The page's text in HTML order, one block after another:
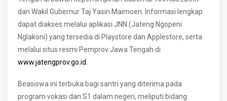
dan Wakil Gubernur Taj Yasin Maimoen. Informasi lengkap
dapat diakses melalui aplikasi JNN (Jateng Ngopeni
Nglakoni) yang tersedia di Playstore dan Applestore, serta
melalui situs resmi Pemprov Jawa Tengah di
www.jatengprov.go.id
Beasiswa ini terbuka bagi santri yang diterima pada
program vokasi dan S1 dalam negeri, meliputi bidang